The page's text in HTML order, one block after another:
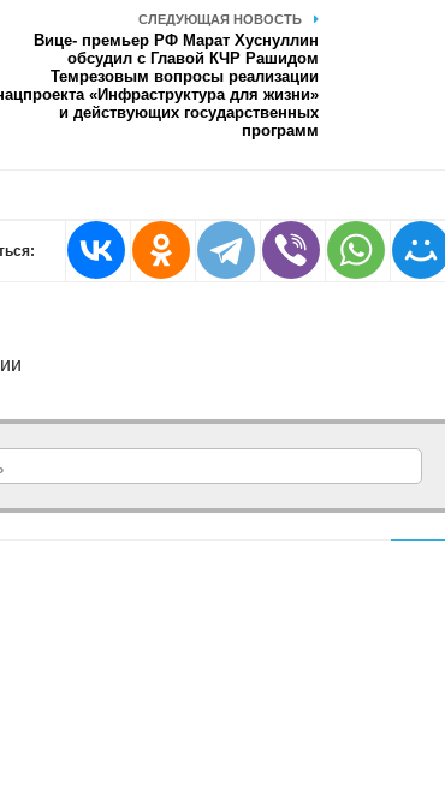
СЛЕДУЮЩАЯ НОВОСТЬ
Вице- премьер РФ Марат Хуснуллин
обсудил с Главой КЧР Рашидом
Темрезовым вопросы реализации
«Инфраструктура для жизни»
и действующих государственных
программ